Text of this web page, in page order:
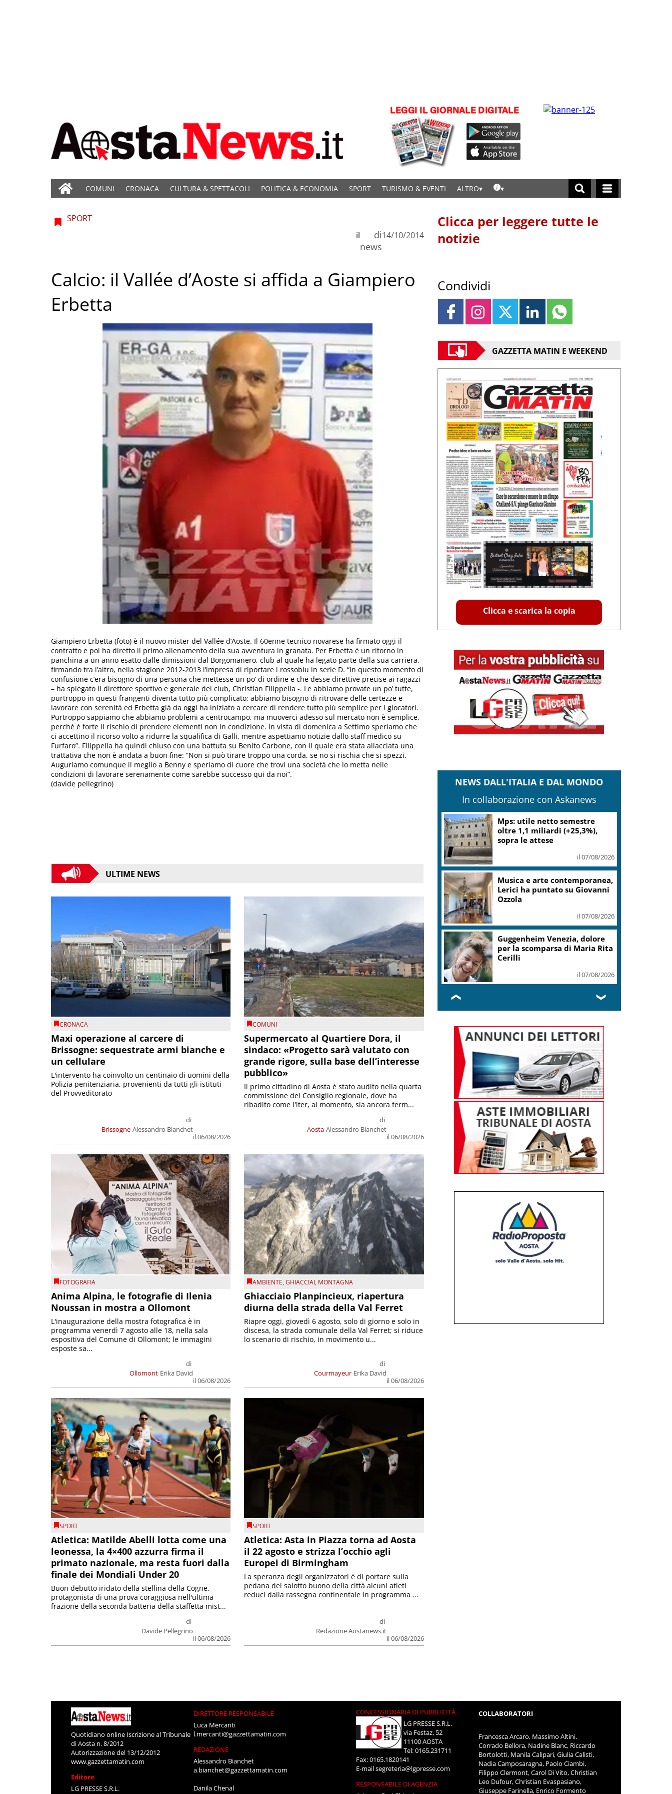
COMUNI CRONACA CULTURA & SPETTACOLI POLITICA & ECONOMIA SPORT TURISMO & EVENTI ALTRO
SPORT
di
news
il 14/10/2014
Calcio: il Vallée d’Aoste si affida a Giampiero
Erbetta
Giampiero Erbetta (foto) è il nuovo mister del Vallée d’Aoste. Il 60enne tecnico novarese ha firmato oggi il
contratto e poi ha diretto il primo allenamento della sua avventura in granata. Per Erbetta è un ritorno in
panchina a un anno esatto dalle dimissioni dal Borgomanero, club al quale ha legato parte della sua carriera,
firmando tra l’altro, nella stagione 2012-2013 l’impresa di riportare i rossoblu in serie D. “In questo momento di
confusione c’era bisogno di una persona che mettesse un po’ di ordine e che desse direttive precise ai ragazzi
– ha spiegato il direttore sportivo e generale del club, Christian Filippella -. Le abbiamo provate un po’ tutte,
purtroppo in questi frangenti diventa tutto più complicato; abbiamo bisogno di ritrovare delle certezze e
lavorare con serenità ed Erbetta già da oggi ha iniziato a cercare di rendere tutto più semplice per i giocatori.
Purtroppo sappiamo che abbiamo problemi a centrocampo, ma muoverci adesso sul mercato non è semplice,
perché è forte il rischio di prendere elementi non in condizione. In vista di domenica a Settimo speriamo che
ci accettino il ricorso volto a ridurre la squalifica di Galli, mentre aspettiamo notizie dallo staff medico su
Furfaro”. Filippella ha quindi chiuso con una battuta su Benito Carbone, con il quale era stata allacciata una
trattativa che non è andata a buon fine: “Non si può tirare troppo una corda, se no si rischia che si spezzi.
Auguriamo comunque il meglio a Benny e speriamo di cuore che trovi una società che lo metta nelle
condizioni di lavorare serenamente come sarebbe successo qui da noi”.
(davide pellegrino)
ULTIME NEWS
CRONACA
Maxi operazione al carcere di
Brissogne: sequestrate armi bianche e
un cellulare
Brissogne
di
Alessandro Bianchet
il 06/08/2026
L'intervento ha coinvolto un centinaio di uomini della
Polizia penitenziaria, provenienti da tutti gli istituti
del Provveditorato
COMUNI
Supermercato al Quartiere Dora, il
sindaco: «Progetto sarà valutato con
grande rigore, sulla base dell’interesse
pubblico»
Aosta
di
Alessandro Bianchet
il 06/08/2026
Il primo cittadino di Aosta è stato audito nella quarta
commissione del Consiglio regionale, dove ha
ribadito come l'iter, al momento, sia ancora ferm...
FOTOGRAFIA
Anima Alpina, le fotografie di Ilenia
Noussan in mostra a Ollomont
Ollomont
di
Erika David
il 06/08/2026
L'inaugurazione della mostra fotografica è in
programma venerdì 7 agosto alle 18, nella sala
espositiva del Comune di Ollomont; le immagini
esposte sa...
AMBIENTE,GHIACCIAI, MONTAGNA
Ghiacciaio Planpincieux, riapertura
diurna della strada della Val Ferret
Courmayeur
di
Erika David
il 06/08/2026
Riapre oggi, giovedì 6 agosto, solo di giorno e solo in
discesa, la strada comunale della Val Ferret; si riduce
lo scenario di rischio, in movimento u...
SPORT
Atletica: Matilde Abelli lotta come una
leonessa, la 4×400 azzurra firma il
primato nazionale, ma resta fuori dalla
finale dei Mondiali Under 20
di
Davide Pellegrino
il 06/08/2026
Buon debutto iridato della stellina della Cogne,
protagonista di una prova coraggiosa nell'ultima
frazione della seconda batteria della staffetta mist...
SPORT
Atletica: Asta in Piazza torna ad Aosta
il 22 agosto e strizza l’occhio agli
Europei di Birmingham
di
Redazione Aostanews.it
il 06/08/2026
La speranza degli organizzatori è di portare sulla
pedana del salotto buono della città alcuni atleti
reduci dalla rassegna continentale in programma ...
Clicca per leggere tutte le
notizie
Condividi
GAZZETTA MATIN E WEEKEND
Clicca e scarica la copia
NEWS DALL'ITALIA E DAL MONDO
In collaborazione con Askanews
Mps: utile netto semestre
oltre 1,1 miliardi (+25,3%),
sopra le attese
il 07/08/2026
Musica e arte contemporanea,
Lerici ha puntato su Giovanni
Ozzola
il 07/08/2026
Guggenheim Venezia, dolore
per la scomparsa di Maria Rita
Cerilli
il 07/08/2026
❮ ❯
Quotidiano online Iscrizione al Tribunale
di Aosta n. 8/2012
Autorizzazione del 13/12/2012
www.gazzettamatin.com
Editore
LG PRESSE S.R.L.
DIRETTORE RESPONSABILE
Luca Mercanti
l.mercanti@gazzettamatin.com
REDAZIONE
Alessandro Bianchet
a.bianchet@gazzettamatin.com
Danila Chenal
CONCESSIONARIA DI PUBBLICITÀ
LG PRESSE S.R.L.
via Festaz, 52
11100 AOSTA
Tel: 0165.231711
Fax: 0165.1820141
E-mailsegreteria@lgpresse.com
RESPONSABILE DI AGENZIA
COLLABORATORI
Francesca Arcaro, Massimo Altini,
Corrado Bellora, Nadine Blanc, Riccardo
Bortolotti, Manila Calipari, Giulia Calisti,
Nadia Camposaragna, Paolo Ciambi,
Filippo Clermont, Carol Di Vito, Christian
Leo Dufour, Christian Evaspasiano,
Giuseppe Farinella, Enrico Formento